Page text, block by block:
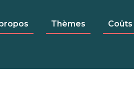
Thèmes Coûts